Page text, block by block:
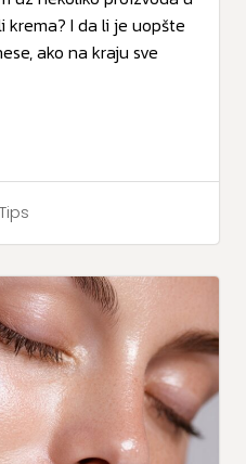
krema? I da li je uopšte
ako na kraju sve